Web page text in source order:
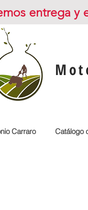
entrega y
Carraro Catálogo